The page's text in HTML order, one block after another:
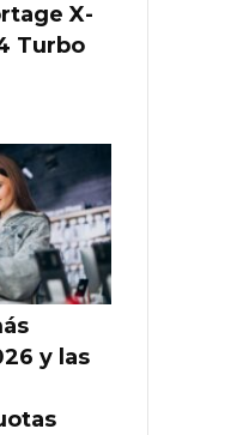
X-
Turbo
y las